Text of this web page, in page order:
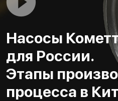
Насосы
для России.
Этапы
процесса в